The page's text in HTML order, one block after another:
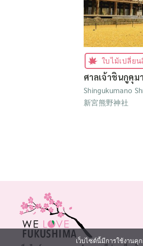
ใบไม้เปลี่ยน
ศาลเจ้าชินกูคุม
Shingukumano
新宮熊野神社
เว็บไซต์นี้มีการใช้งานคุ